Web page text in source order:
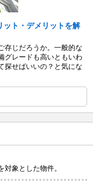
ット・デメリットを解
存じだろうか。一般的な
グレードも高いともいわ
探せばいいの？と気にな
象とした物件。